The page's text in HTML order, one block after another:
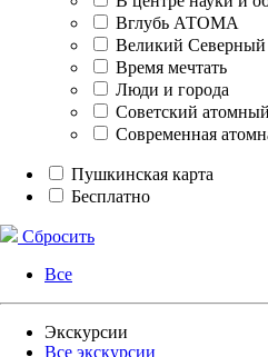
Вглубь АТОМА
Великий Северный
Время мечтать
Люди и города
Советский
Современная
Пушкинская карта
Бесплатно
Сбросить
Все
Экскурсии
Все экскурсии